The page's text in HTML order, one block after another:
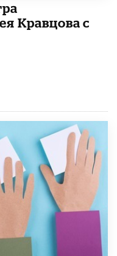
Кравцова с